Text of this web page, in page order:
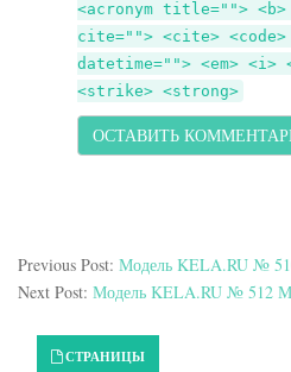
<acronym title=""> <b>
cite=""> <cite> <code>
datetime=""> <em> <i>
<strike> <strong>
Previous Post: Модель KELA.RU №
Next Post: Модель KELA.RU № 512
Primary Sidebar
СТРАНИЦЫ